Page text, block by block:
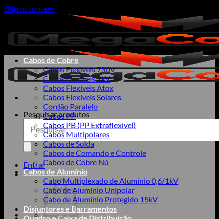
Skip to content
Pesquisar produtos
Entrar
Cabos de Cobre
Cabos Flexíveis 750V
Cabos Flexíveis 1kV
Cabos Flexíveis Atox
Cabos Flexíveis Solares
Cordão Paralelo
Cabos PP
Cabos PB (PP Extraflexível)
Cabos Multipolares
Cabos de Solda
Cabos de Comando e Controle
Cabos de Cobre Nú
Cabos de Alumínio
Cabo Multiplexado de Alumínio 0,6/1kV
Cabo de Alumínio Unipolar
Cabo de Alumínio Protegido 15kV
Disjuntores e Barramentos